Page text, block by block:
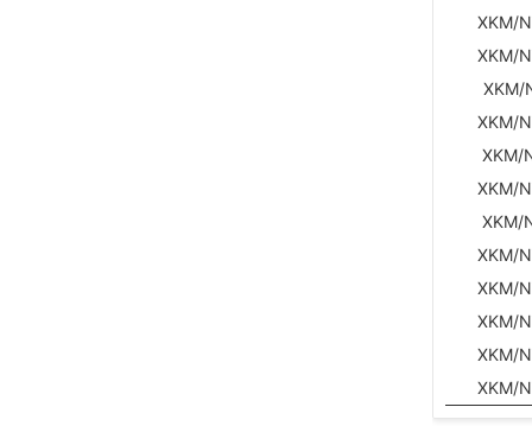
XKM/
XKM/
XKM/
XKM/
XKM/
XKM/
XKM/
XKM/
XKM/
XKM/
XKM/
XKM/